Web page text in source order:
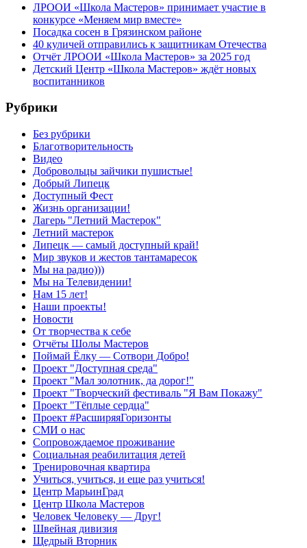
ЛРООИ «Школа Мастеров» принимает участие в
конкурсе «Меняем мир вместе»
Посадка сосен в Грязинском районе
40 куличей отправились к защитникам Отечества
Отчёт ЛРООИ «Школа Мастеров» за 2025 год
Детский Центр «Школа Мастеров» ждёт новых
воспитанников
Рубрики
Без рубрики
Благотворительность
Видео
Добровольцы зайчики пушистые!
Добрый Липецк
Доступный Фест
Жизнь организации!
Лагерь "Летний Мастерок"
Летний мастерок
Липецк — самый доступный край!
Мир звуков и жестов тантамаресок
Мы на радио)))
Мы на Телевидении!
Нам 15 лет!
Наши проекты!
Новости
От творчества к себе
Отчёты Шолы Мастеров
Поймай Ёлку — Сотвори Добро!
Проект "Доступная среда"
Проект "Мал золотник, да дорог!"
Проект "Творческий фестиваль "Я Вам Покажу"
Проект "Тёплые сердца"
Проект #РасширяяГоризонты
СМИ о нас
Сопровождаемое проживание
Социальная реабилитация детей
Тренировочная квартира
Учиться, учиться, и еще раз учиться!
Центр МарьинГрад
Центр Школа Мастеров
Человек Человеку — Друг!
Швейная дивизия
Щедрый Вторник